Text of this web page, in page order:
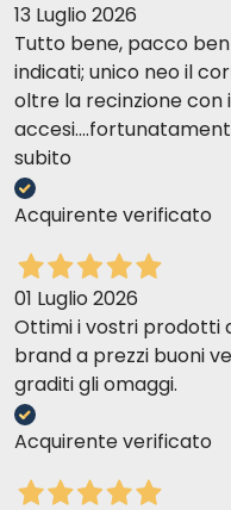
13 Luglio 2026
Tutto bene, pacco
indicati; unico neo il
oltre la recinzione con
subito
Acquirente verificato
01 Luglio 2026
Ottimi i vostri prodotti
brand a prezzi buoni
graditi gli omaggi.
Acquirente verificato